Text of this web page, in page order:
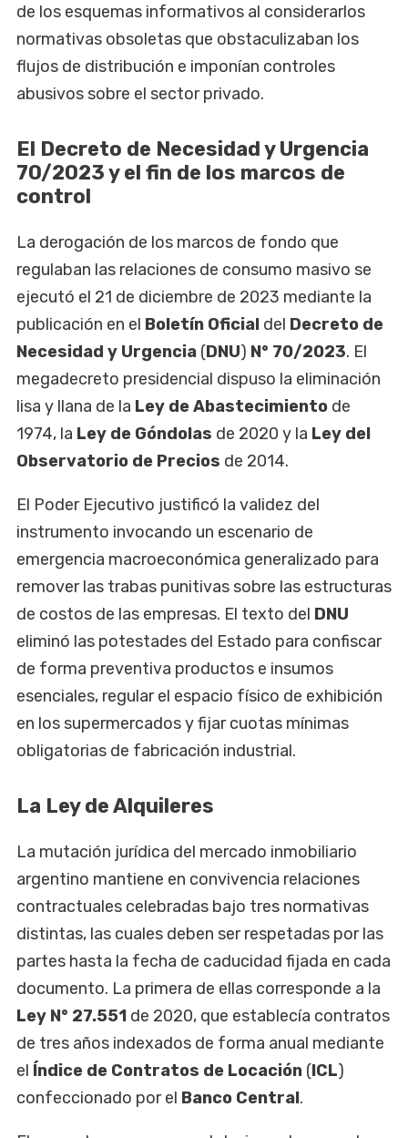
de los esquemas informativos al considerarlos
normativas obsoletas que obstaculizaban los
flujos de distribución e imponían controles
abusivos sobre el sector privado.
El Decreto de Necesidad y Urgencia
70/2023 y el fin de los marcos de
control
La derogación de los marcos de fondo que
regulaban las relaciones de consumo masivo se
ejecutó el 21 de diciembre de 2023 mediante la
publicación en el Boletín Oficial del Decreto de
Necesidad y Urgencia (DNU) N° 70/2023. El
megadecreto presidencial dispuso la eliminación
lisa y llana de la Ley de Abastecimiento de
1974, la Ley de Góndolas de 2020 y la Ley del
Observatorio de Precios de 2014.
El Poder Ejecutivo justificó la validez del
instrumento invocando un escenario de
emergencia macroeconómica generalizado para
remover las trabas punitivas sobre las estructuras
de costos de las empresas. El texto del DNU
eliminó las potestades del Estado para confiscar
de forma preventiva productos e insumos
esenciales, regular el espacio físico de exhibición
en los supermercados y fijar cuotas mínimas
obligatorias de fabricación industrial.
La Ley de Alquileres
La mutación jurídica del mercado inmobiliario
argentino mantiene en convivencia relaciones
contractuales celebradas bajo tres normativas
distintas, las cuales deben ser respetadas por las
partes hasta la fecha de caducidad fijada en cada
documento. La primera de ellas corresponde a la
Ley N° 27.551 de 2020, que establecía contratos
de tres años indexados de forma anual mediante
el Índice de Contratos de Locación (ICL)
confeccionado por el Banco Central.